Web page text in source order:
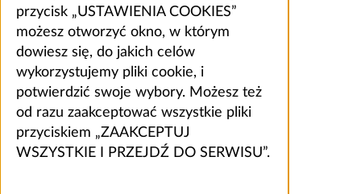
przycisk „USTAWIENIA COOKIES”
możesz otworzyć okno, w którym
dowiesz się, do jakich celów
wykorzystujemy pliki cookie, i
potwierdzić swoje wybory. Możesz też
od razu zaakceptować wszystkie pliki
przyciskiem „ZAAKCEPTUJ
WSZYSTKIE I PRZEJDŹ DO SERWISU”.